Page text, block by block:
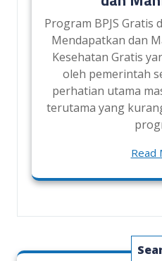
Program BPJS Gratis
Mendapatkan dan
Kesehatan Gratis
oleh pemerintah
perhatian utama
terutama yang
Read